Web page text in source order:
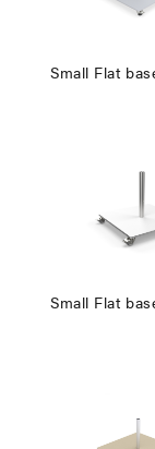
Small Flat
Small Flat